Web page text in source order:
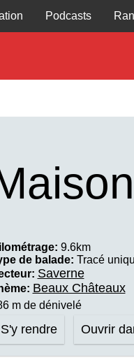
Podcasts
9.6km
de balade: Tracé
Saverne
Beaux Châteaux
m de dénivelé
S'y rendre Ouvrir